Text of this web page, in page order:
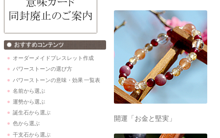
オーダーメイドブレスレット作成
パワーストーンの選び方
パワーストーンの意味・効果 一覧表
名前から選ぶ
運勢から選ぶ
誕生石から選ぶ
色から選ぶ
干支石から選ぶ
開運「お金と堅実」